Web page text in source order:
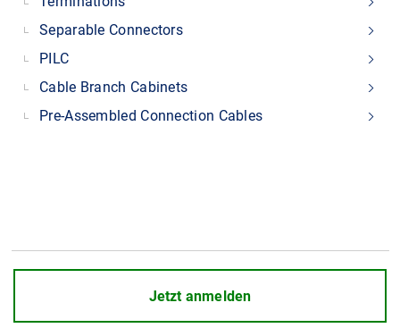
Separable Connectors
PILC
Cable Branch Cabinets
Pre-Assembled Connection Cables
Jetzt anmelden